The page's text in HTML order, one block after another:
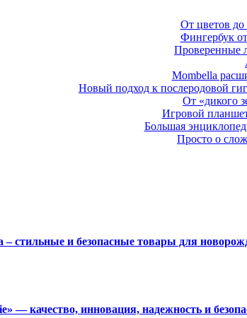
От цветов до
Фингербук
Проверенные
Mombella
Новый подход к послеродовой
От «дикого
Игровой
Большая
Просто о
– стильные и безопасные товары для
— качество, инновация, надежность и